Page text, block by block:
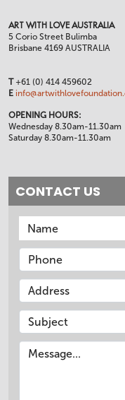
ART WITH LOVE AUSTRALIA
5 Corio Street Bulimba
Brisbane 4169 AUSTRALIA
T+61 (0) 414 459602
E
OPENING HOURS:
Wednesday 8.30am-11.30am
Saturday 8.30am-11.30am
CONTACT US